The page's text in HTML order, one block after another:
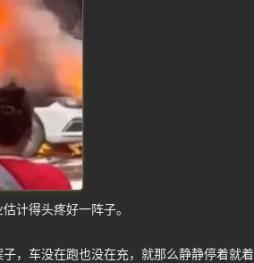
计得头疼好一阵子。
，车没在跑也没在充，就那么静静停着就着